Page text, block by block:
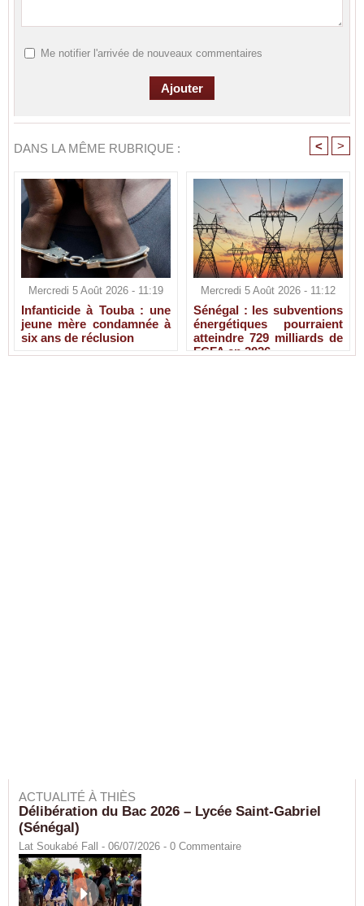
Me notifier l'arrivée de nouveaux commentaires
DANS LA MÊME RUBRIQUE : < >
Mercredi 5 Août 2026 - 11:19
Infanticide à Touba : une
jeune mère condamnée à
six ans de réclusion
Mercredi 5 Août 2026 - 11:12
Sénégal : les subventions
énergétiques pourraient
atteindre 729 milliards de
FCFA en 2026
ACTUALITÉ À THIÈS
Délibération du Bac 2026 – Lycée Saint-Gabriel
(Sénégal)
Lat Soukabé Fall - 06/07/2026 - 0 Commentaire